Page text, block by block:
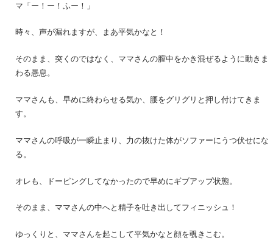
マ「ー！ー！ふー！」
時々、声が漏れますが、まあ平気かなと！
そのまま、突くのではなく、ママさんの膣中をかき混ぜるように動きま
わる愚息。
ママさんも、早めに終わらせる気か、腰をグリグリと押し付けてきま
す。
ママさんの呼吸が一瞬止まり、力の抜けた体がソファーにうつ伏せにな
る。
オレも、ドーピングしてなかったので早めにギブアップ状態。
そのまま、ママさんの中へと精子を吐き出してフィニッシュ！
ゆっくりと、ママさんを起こして平気かなと顔を覗きこむ。